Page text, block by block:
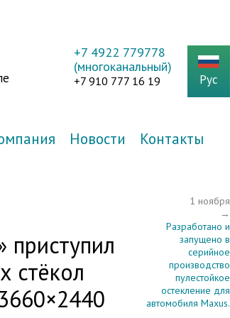
+7 4922 779778
(многоканальный)
+7 910 777 16 19 Рус
Новости Контакты
1 ноября
→
Разработано и
запущено в
серийное
производство
пулестойкое
остекление для
автомобиля Maxus.
стёкол